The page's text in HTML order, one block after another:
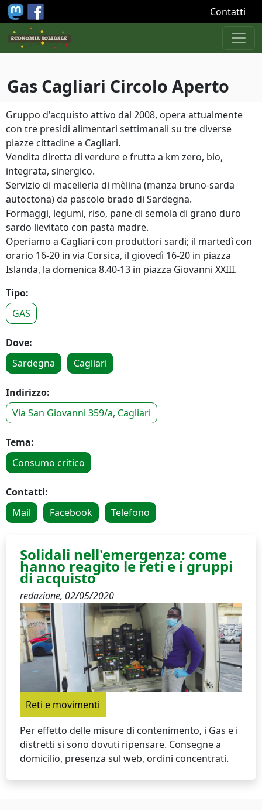
Salta al contenuto principale Contatti
Gas Cagliari Circolo Aperto
Gruppo d'acquisto attivo dal 2008, opera attualmente
con tre presìdi alimentari settimanali su tre diverse
piazze cittadine a Cagliari.
Vendita diretta di verdure e frutta a km zero, bio,
integrata, sinergico.
Servizio di macelleria di mèlina (manza bruno-sarda
autoctona) da pascolo brado di Sardegna.
Formaggi, legumi, riso, pane di semola di grano duro
sardo lievitato con pasta madre.
Operiamo a Cagliari con produttori sardi; il martedì con
orario 16-20 in via Corsica, il giovedì 16-20 in piazza
Islanda, la domenica 8.40-13 in piazza Giovanni XXIII.
Tipo:
GAS
Dove:
Sardegna
Cagliari
Indirizzo:
Via San Giovanni 359/a, Cagliari
Tema:
Consumo critico
Contatti:
Mail
Facebook Telefono
Solidali nell'emergenza: come
hanno reagito le reti e i gruppi
di acquisto
redazione, 02/05/2020
Reti e movimenti
Per effetto delle misure di contenimento, i Gas e i
distretti si sono dovuti ripensare. Consegne a
domicilio, presenza sul web, ordini concentrati.